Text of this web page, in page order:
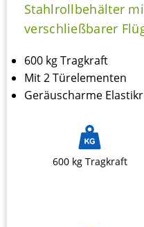
Stahlrollbehälter
verschließbarer
600 kg Tragkraft
Mit 2 Türelementen
Geräuscharme
600 kg Tragkraft